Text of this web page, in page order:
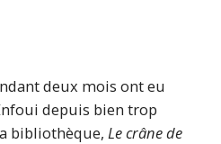
deux mois ont eu
depuis bien trop
bibliothèque, Le crâne de